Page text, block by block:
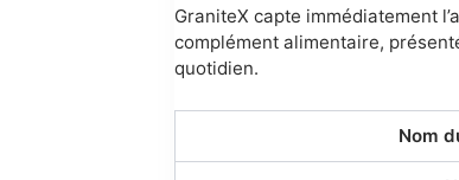
GraniteX capte immédiatement
complément alimentaire,
quotidien.
Nom